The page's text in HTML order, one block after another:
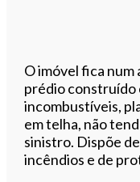
O imóvel fica
prédio construído
incombustíveis,
em telha, não
sinistro. Dispõe
incêndios e de